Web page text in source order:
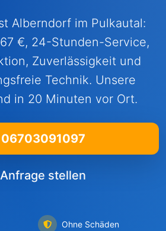
Alberndorf im Pulkautal:
€, 24-Stunden-Service,
Zuverlässigkeit und
Technik. Unsere
in 20 Minuten vor Ort.
06703091097
Anfrage stellen
Ohne Schäden